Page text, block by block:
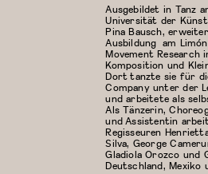
Ausgebildet in Tanz
Universität der
Pina Bausch,
Ausbildung am
Movement Research
Komposition und
Dort tanzte sie für
Company unter der
und arbeitete als
Als Tänzerin,
und Assistentin
Regisseuren
Silva, George
Gladiola Orozco und
Deutschland, Mexiko